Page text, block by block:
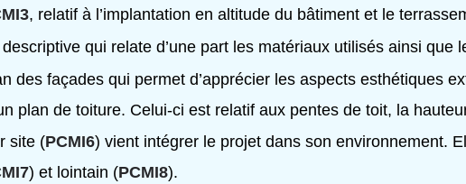
, relatif à l’implantation en altitude du bâtiment et le
qui relate d’une part les matériaux utilisés ainsi que
des façades qui permet d’apprécier les aspects esthétiques
plan de toiture. Celui-ci est relatif aux pentes de toit, la
site (PCMI6) vient intégrer le projet dans son environnement.
) et lointain (PCMI8).